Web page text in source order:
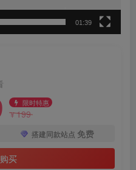
01:39
限时特惠
¥199
搭建同款站点 免费
买